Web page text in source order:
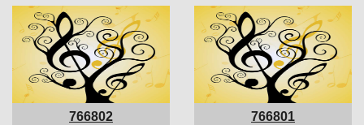
766802 766801